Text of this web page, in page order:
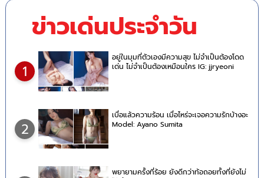
ข่าวเด่นประจำวัน
1
อยู่ในมุมที่ตัวเองมีความสุข ไม่จำเป็นต้องโดด
เด่น ไม่จำเป็นต้องเหมือนใคร IG: jjryeoni
2
เบื่อแล้วความร้อน เมื่อไหร่จะเจอความรักบ้างอะ
Model: Ayano Sumita
พยายามครั้งที่ร้อย ยังดีกว่าท้อถอยทั้งที่ยังไม่